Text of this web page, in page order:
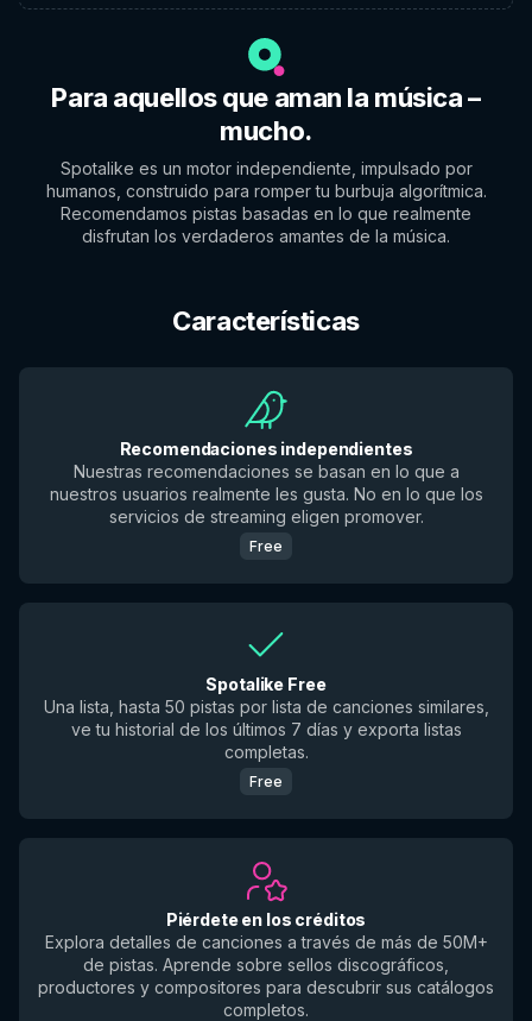
Para aquellos que aman la música –
mucho.
Spotalike es un motor independiente, impulsado por
humanos, construido para romper tu burbuja algorítmica.
Recomendamos pistas basadas en lo que realmente
disfrutan los verdaderos amantes de la música.
Características
Recomendaciones independientes
Nuestras recomendaciones se basan en lo que a
nuestros usuarios realmente les gusta. No en lo que los
servicios de streaming eligen promover.
Free
Spotalike Free
Una lista, hasta 50 pistas por lista de canciones similares,
ve tu historial de los últimos 7 días y exporta listas
completas.
Free
Piérdete en los créditos
Explora detalles de canciones a través de más de 50M+
de pistas. Aprende sobre sellos discográficos,
productores y compositores para descubrir sus catálogos
completos.